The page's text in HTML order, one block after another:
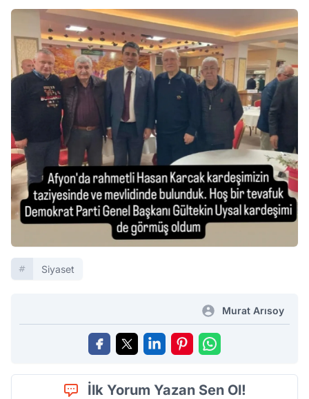
Siyaset
Murat Arısoy
İlk Yorum Yazan Sen Ol!